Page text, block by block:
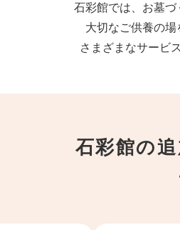
石彩館では、お墓づ
大切なご供養の場
さまざまなサービ
石彩館の